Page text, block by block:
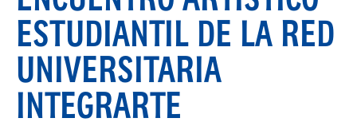
ESTUDIANTIL DE LA RED
UNIVERSITARIA
INTEGRARTE